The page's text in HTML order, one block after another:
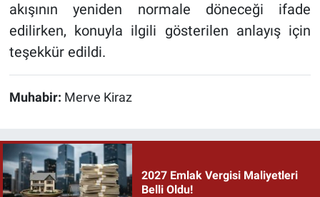
akışının yeniden normale döneceği ifade
edilirken, konuyla ilgili gösterilen anlayış için
teşekkür edildi.
Muhabir: Merve Kiraz
2027 Emlak Vergisi Maliyetleri
Belli Oldu!